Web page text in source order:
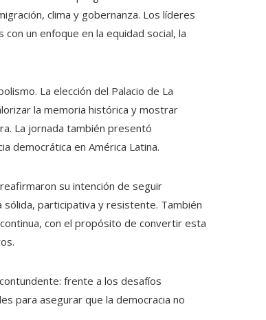
clima y gobernanza. Los líderes
un enfoque en la equidad social, la
La elección del Palacio de La
la memoria histórica y mostrar
La jornada también presentó
democrática en América Latina.
su intención de seguir
participativa y resistente. También
con el propósito de convertir esta
frente a los desafíos
para asegurar que la democracia no